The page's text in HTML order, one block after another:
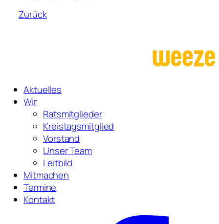
Zurück
Aktuelles
Wir
Ratsmitglieder
Kreistagsmitglied
Vorstand
Unser Team
Leitbild
Mitmachen
Termine
Kontakt